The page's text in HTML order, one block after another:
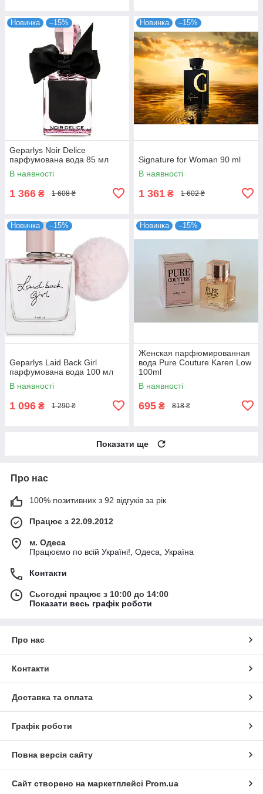
Новинка –15%
Geparlys Noir Delice
парфумована вода 85 мл
В наявності
1 366 ₴ 1 608 ₴
Новинка –15%
Signature for Woman 90 ml
В наявності
1 361 ₴ 1 602 ₴
Новинка –15%
Geparlys Laid Back Girl
парфумована вода 100 мл
В наявності
1 096 ₴ 1 290 ₴
Новинка –15%
Женская парфюмированная
вода Pure Couture Karen Low
100ml
В наявності
695 ₴ 818 ₴
Показати ще
Про нас
100% позитивних з 92 відгуків за рік
Працює з 22.09.2012
м. Одеса
Працюємо по всій Україні!, Одеса, Україна
Контакти
Сьогодні працює з 10:00 до 14:00
Показати весь графік роботи
Про нас
Контакти
Доставка та оплата
Графік роботи
Повна версія сайту
Сайт створено на маркетплейсі Prom.ua